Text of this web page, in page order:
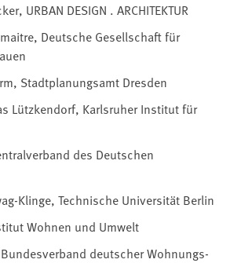
URBAN DESIGN . ARCHITEKTUR
Deutsche Gesellschaft für
Stadtplanungsamt Dresden
Lützkendorf, Karlsruher Institut für
des Deutschen
Klinge, Technische Universität Berlin
Wohnen und Umwelt
deutscher Wohnungs-